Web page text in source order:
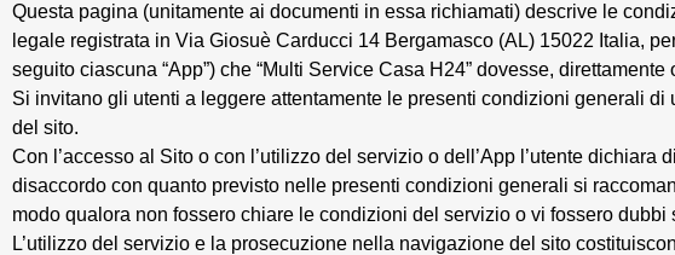
Questa pagina (unitamente ai documenti in essa richiamati) descrive le
legale registrata in Via Giosuè Carducci 14 Bergamasco (AL) 15022 Italia,
seguito ciascuna “App”) che “Multi Service Casa H24” dovesse,
Si invitano gli utenti a leggere attentamente le presenti condizioni generali
del sito.
Con l’accesso al Sito o con l’utilizzo del servizio o dell’App l’utente
disaccordo con quanto previsto nelle presenti condizioni generali si
modo qualora non fossero chiare le condizioni del servizio o vi fossero
L’utilizzo del servizio e la prosecuzione nella navigazione del sito